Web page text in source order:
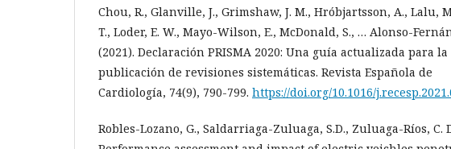
Chou, R., Glanville, J., Grimshaw, J. M., Hróbjartsson, A., Lalu,
T., Loder, E. W., Mayo-Wilson, E., McDonald, S., … Alonso-
(2021). Declaración PRISMA 2020: Una guía actualizada para la
publicación de revisiones sistemáticas. Revista Española de
Cardiología, 74(9), 790-799. https://doi.org/10.1016/
Robles-Lozano, G., Saldarriaga-Zuluaga, S.D., Zuluaga-Ríos, C.